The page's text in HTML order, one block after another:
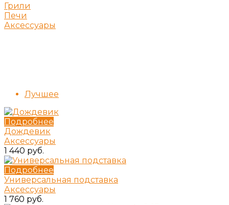
Грили
Печи
Аксессуары
Лучшее
Подробнее
Дождевик
Аксессуары
1 440 руб.
Подробнее
Универсальная подставка
Аксессуары
1 760 руб.